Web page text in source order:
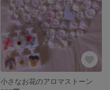
小さなお花のアロマストーン